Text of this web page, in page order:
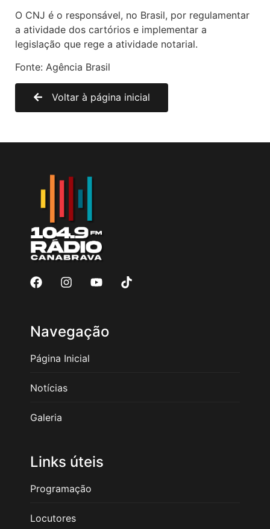
O CNJ é o responsável, no Brasil, por regulamentar
a atividade dos cartórios e implementar a
legislação que rege a atividade notarial.
Fonte: Agência Brasil
Voltar à página inicial
Navegação
Página Inicial
Notícias
Galeria
Links úteis
Programação
Locutores